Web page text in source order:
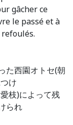
gâcher ce
le passé et à
た西園オトセ(朝
け
枝)によって残
られ